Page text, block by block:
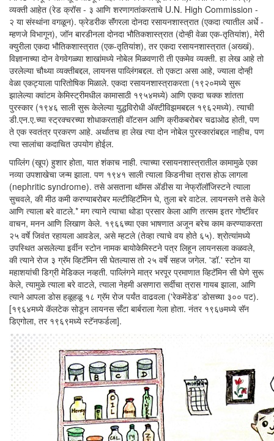
व्यक्ती आहेत (रेड क्रॉस - ३ आणि शरणागतांकरताचे U.N. High Commission -
२ या संस्थांना वगळून). फ्रेडरीक सॅंगरला दोनदा रसायनशास्त्रात (एकदा त्यातील अर्धे -
म्हणजे विभागून), जॉन बारडीनला दोनदा भौतिकशास्त्रात (दोन्ही वेळा एक-तृतियांश), मेरी
क्युरीला एकदा भौतिकशास्त्रात (एक-तृतियांश), तर एकदा रसायनशास्त्रात (अख्खं).
विज्ञानाच्या दोन वेगवेगळ्या शाखांमध्ये नोबेल मिळवणारी ती एकमेव व्यक्ती. हा लेख आहे तो
उरलेल्या चौथ्या व्यक्तीबद्दल, लायनस पाव्लिंगबद्दल. तो एकटा असा आहे, ज्याला दोन्ही
वेळा एकट्याला पारितोषिक मिळाले. एकदा रसायनशास्त्राकरता (१९२०मध्ये सुरू
झालेल्या क्वांटम केमिस्ट्रीमधील कामासाठी १९५४मध्ये) आणि एकदा चक्क शांतता
पुरस्कार (१९४६ साली सुरू केलेल्या युद्धविरोधी अ‍ॅक्टीविझमबद्दल १९६२मध्ये). त्याची
डी.एन.ए.च्या स्ट्रक्चरच्या शोधाकरताही वॉटसन आणि क्रीकबरोबर चढाओढ होती, पण
ते एक स्वतंत्र प्रकरण आहे. अर्थातच हा लेख त्या दोन नोबेल पुरस्कारांबद्दल नाहीच, पण
त्या सालांचा कदाचित उपयोग होईल.
पाव्लिंग (खूप) हुशार होता, यात शंकाच नाही. त्याच्या रसायनशास्त्रातील कामामुळे एका
नव्या उपशाखेचा जन्म झाला. पण १९४१ साली त्याला किडनीचा त्रास होऊ लागला
(nephritic syndrome). तसे असताना थॉमस अ‍ॅडीस या नेफ्रॉलॉजिस्टने त्याला
सुचवले, की मीठ कमी करण्याबरोबर मल्टीव्हिटॅमिन घे, तुला बरे वाटेल. लायनसने तसे केले
आणि त्याला बरे वाटले.* मग त्याने त्याचा थोडा प्रसार केला आणि तत्सम इतर गोष्टींवर
वाचन, मनन आणि लिखाण केले. १९६६च्या एका भाषणात अजून बरेच काम करण्याकरता
२५ वर्षे जिवंत रहायला आवडेल, असे म्हटले (तेव्हा त्याचे वय होते ६५). श्रोत्यांमध्ये
उपस्थित असलेल्या इर्वीन स्टोन नामक बायोकेमिस्टने पत्र लिहून लायनसला कळवले,
की त्याने रोज ३ ग्रॅम व्हिटॅमिन सी घेतल्यास तो २५ वर्षे सहज जगेल. 'डॉ.' स्टोन या
महाशयांची डिग्री मेडिकल नव्हती. पाव्लिंगने मात्र भरपूर प्रमाणात व्हिटॅमिन सी घेणे सुरू
केले, त्यामुळे त्याला बरे वाटले, त्याला नेहमी असणारा सर्दीचा त्रास गायब झाला, आणि
त्याने आपला डोस हळूहळू १८ ग्रॅम रोज पर्यंत वाढवला ('रेकमेंडेड' डोसच्या ३०० पट).
[१९६४मध्ये कॅलटेक सोडून लायनस सँटा बार्बराला गेला होता. नंतर १९६७मध्ये सॅन
डिएगोला, तर १९६९मध्ये स्टॅनफर्डला].